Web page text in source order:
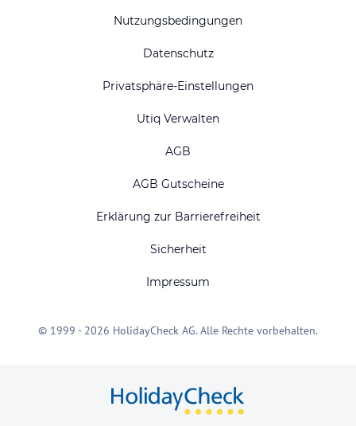
Nutzungsbedingungen
Datenschutz
Privatsphäre-Einstellungen
Utiq Verwalten
AGB
AGB Gutscheine
Erklärung zur Barrierefreiheit
Sicherheit
Impressum
© 1999 - 2026 HolidayCheck AG. Alle Rechte vorbehalten.